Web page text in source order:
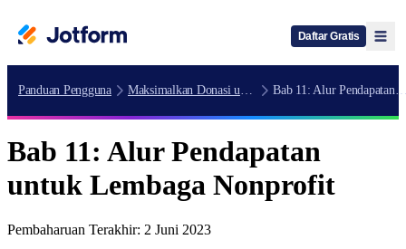
Daftar Gratis
Panduan Pengguna Maksimalkan Donasi untuk Organisasi Nonprofit Bab 11: Alur Pendapatan untuk
Bab 11: Alur Pendapatan
untuk Lembaga Nonprofit
Pembaharuan Terakhir: 2 Juni 2023